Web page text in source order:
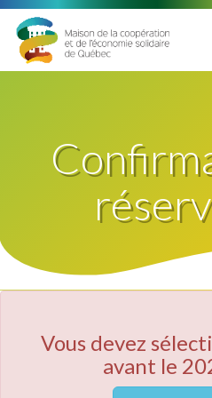
Vous devez
avant le